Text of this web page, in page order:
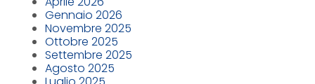
Gennaio 2026
Novembre 2025
Ottobre 2025
Settembre 2025
Agosto 2025